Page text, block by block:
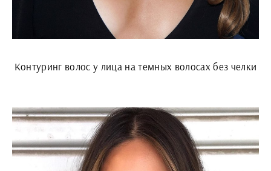
Контуринг волос у лица на темных волосах без челки